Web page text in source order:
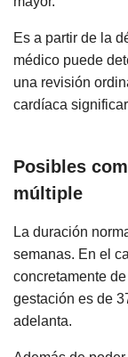
Es a partir de la
médico puede
una revisión
cardíaca
Posibles
múltiple
La duración
semanas. En el
concretamente
gestación es de
adelanta.